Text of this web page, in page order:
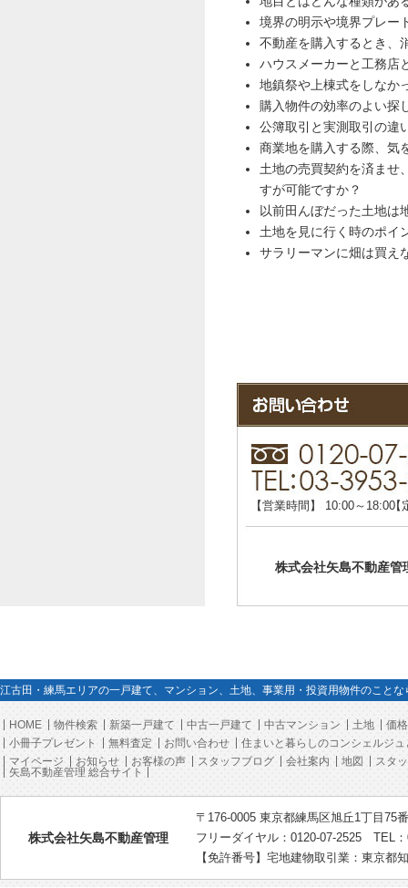
境界の明示や境界プレー
不動産を購入するとき、
ハウスメーカーと工務店
地鎮祭や上棟式をしなか
購入物件の効率のよい探
公簿取引と実測取引の違
商業地を購入する際、気
土地の売買契約を済ませ
すが可能ですか？
以前田んぼだった土地は
土地を見に行く時のポイ
サラリーマンに畑は買え
【営業時間】 10:00～18:00【
株式会社矢島不動産管
江古田・練馬エリアの一戸建て、マンション、土地、事業用・投資用物件のこと
HOME 物件検索 新築一戸建て 中古一戸建て 中古マンション 土地
価
小冊子プレゼント
無料査定 お問い合わせ
住まいと暮らしのコンシェルジュ
マイページ
お知らせ お客様の声 スタッフブログ 会社案内 地図
スタ
矢島不動産管理 総合サイト
株式会社矢島不動産管理
〒176-0005 東京都練馬区旭丘1丁目75
フリーダイヤル：0120-07-2525 TEL
【免許番号】宅地建物取引業：東京都